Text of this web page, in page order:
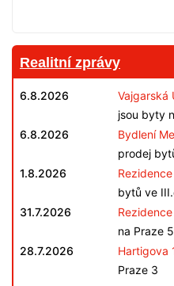
Realitní zprávy
6.8.2026 Vajgarská
jsou byty
6.8.2026
Bydlení
prodej
1.8.2026
bytů ve
31.7.2026
na Praze 5
28.7.2026
Hartigova
Praze 3